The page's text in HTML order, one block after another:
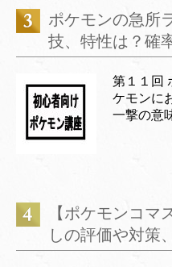
ポケモンの急所
技、特性は？確
第１１回
ケモンに
一撃の意
【ポケモンコマ
しの評価や対策